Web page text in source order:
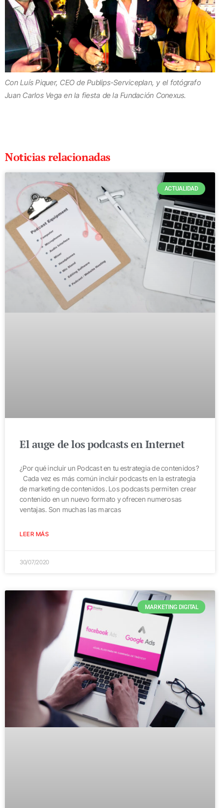
Con Luís Piquer, CEO de Publips-Serviceplan, y el fotógrafo
Juan Carlos Vega en la fiesta de la Fundación Conexus.
Noticias relacionadas
ACTUALIDAD
El auge de los podcasts en Internet
¿Por qué incluir un Podcast en tu estrategia de contenidos?
Cada vez es más común incluir podcasts en la estrategia
de marketing de contenidos. Los podcasts permiten crear
contenido en un nuevo formato y ofrecen numerosas
ventajas. Son muchas las marcas
LEER MÁS
30/07/2020
MARKETING DIGITAL